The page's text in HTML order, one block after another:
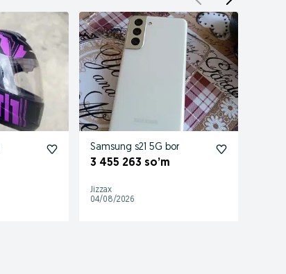
Samsung s21 5G bor
3 455 263 so’m
Jizzax
04/08/2026